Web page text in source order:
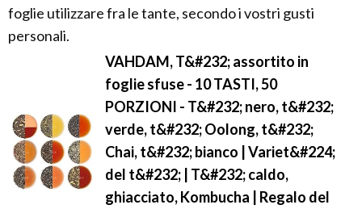
foglie utilizzare fra le tante, secondo i vostri gusti
personali.
VAHDAM, T&#232; assortito in
foglie sfuse - 10 TASTI, 50
PORZIONI - T&#232; nero, t&#232;
verde, t&#232; Oolong, t&#232;
Chai, t&#232; bianco | Variet&#224;
del t&#232; | T&#232; caldo,
ghiacciato, Kombucha | Regalo del